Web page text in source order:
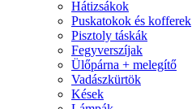
Hátizsákok
Puskatokok és kofferek
Pisztoly táskák
Fegyverszíjak
Ülőpárna + melegítő
Vadászkürtök
Kések